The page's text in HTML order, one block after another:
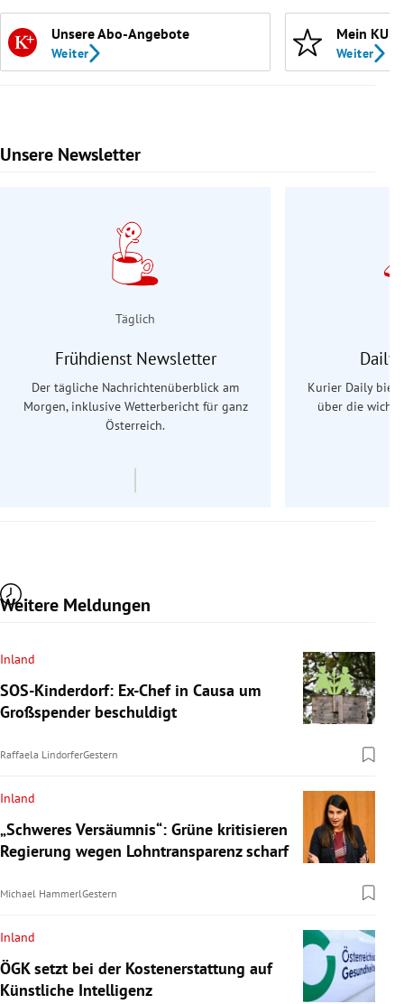
Unsere Abo-Angebote
Weiter
Mein
Weiter
Unsere Newsletter
Slide 1 von 9
Täglich
Frühdienst Newsletter
Der tägliche Nachrichtenüberblick am
Morgen, inklusive Wetterbericht für ganz
Österreich.
Daily
Kurier Daily
über die
Weitere Meldungen
Inland
SOS-Kinderdorf: Ex-Chef in Causa um
Großspender beschuldigt
Raffaela LindorferGestern
Inland
„Schweres Versäumnis“: Grüne kritisieren
Regierung wegen Lohntransparenz scharf
Michael HammerlGestern
Inland
ÖGK setzt bei der Kostenerstattung auf
Künstliche Intelligenz